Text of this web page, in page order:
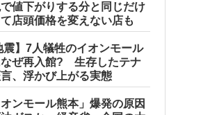
値下がりする分と同じだけ
店頭価格を変えない店も
震】7人犠牲のイオンモール
なぜ再入館? 生存したテナ
、浮かび上がる実態
オンモール熊本」爆発の原因